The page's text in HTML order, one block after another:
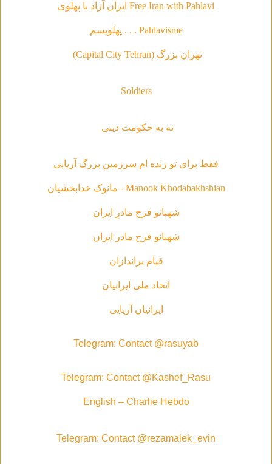
Free Iran with Pahlavi ایران آزاد با پهلوی
Pahlavisme . . . پهلویسم
تهران بزرگ (Capital City Tehran)
Soldiers
نه به حکومت دینی
فقط براى تو زنده ام سرزمين بزرگ آريايى
Manook Khodabakhshian - مانوک خدابخشیان
شهبانو فرح مادرِ ایران
شهبانو فرح مادر ايران
قیام براندازان
اتحاد ملی ایرانیان
ایرانیان آریایی
Telegram: Contact @rasuyab
Telegram: Contact @Kashef_Rasu
English – Charlie Hebdo
Telegram: Contact @rezamalek_evin